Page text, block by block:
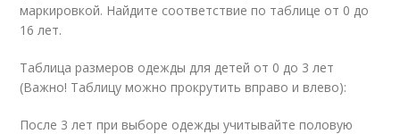
маркировкой. Найдите соответствие по таблице от 0 до
16 лет.
Таблица размеров одежды для детей от 0 до 3 лет
(Важно! Таблицу можно прокрутить вправо и влево):
После 3 лет при выборе одежды учитывайте половую